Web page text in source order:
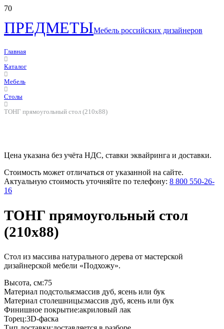
ПРЕДМЕТЫМебель российских дизайнеров
Главная
Каталог
Мебель
Столы
ТОНГ прямоугольный стол (210х88)
Цена указана без учёта НДС, ставки эквайринга и доставки.
Стоимость может отличаться от указанной на сайте.
Актуальную стоимость уточняйте по телефону: 8 800 550-26-
16
ТОНГ прямоугольный стол
(210х88)
Стол из массива натурального дерева от мастерской
дизайнерской мебели «Подхожу».
Высота, см:75
Материал подстолья:массив дуб, ясень или бук
Материал столешницы:массив дуб, ясень или бук
Финишное покрытие:акриловый лак
Торец:3D-фаска